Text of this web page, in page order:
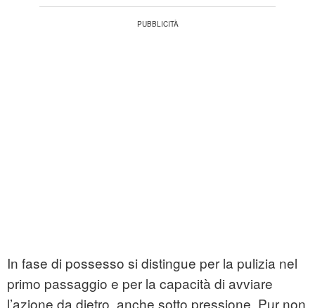
In fase di possesso si distingue per la pulizia nel
primo passaggio e per la capacità di avviare
l’azione da dietro, anche sotto pressione. Pur non